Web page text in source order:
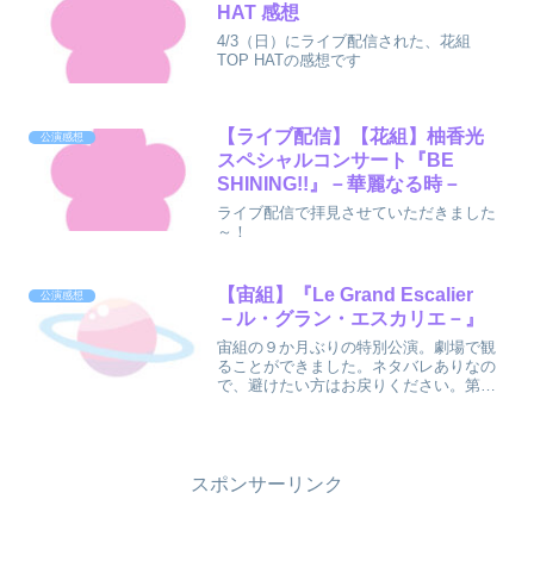
HAT 感想
4/3（日）にライブ配信された、花組
TOP HATの感想です
公演感想
【ライブ配信】【花組】柚香光
スペシャルコンサート『BE
SHINING!!』－華麗なる時－
ライブ配信で拝見させていただきました
～！
公演感想
【宙組】『Le Grand Escalier
－ル・グラン・エスカリエ－』
宙組の９か月ぶりの特別公演。劇場で観
ることができました。ネタバレありなの
で、避けたい方はお戻りください。第１
スポンサーリンク